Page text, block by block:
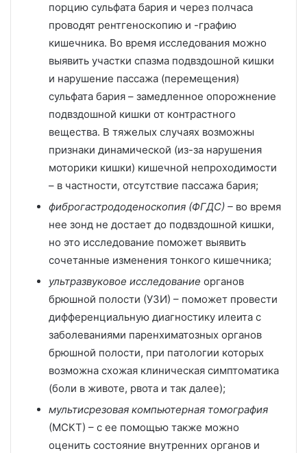
порцию сульфата бария и через полчаса
проводят рентгеноскопию и -графию
кишечника. Во время исследования можно
выявить участки спазма подвздошной кишки
и нарушение пассажа (перемещения)
сульфата бария – замедленное опорожнение
подвздошной кишки от контрастного
вещества. В тяжелых случаях возможны
признаки динамической (из-за нарушения
моторики кишки) кишечной непроходимости
– в частности, отсутствие пассажа бария;
фиброгастрододеноскопия (ФГДС) – во время
нее зонд не достает до подвздошной кишки,
но это исследование поможет выявить
сочетанные изменения тонкого кишечника;
ультразвуковое исследование органов
брюшной полости (УЗИ) – поможет провести
дифференциальную диагностику илеита с
заболеваниями паренхиматозных органов
брюшной полости, при патологии которых
возможна схожая клиническая симптоматика
(боли в животе, рвота и так далее);
мультисрезовая компьютерная томография
(МСКТ) – с ее помощью также можно
оценить состояние внутренних органов и